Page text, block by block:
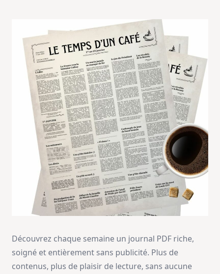
Découvrez chaque semaine un journal PDF riche,
soigné et entièrement sans publicité. Plus de
contenus, plus de plaisir de lecture, sans aucune